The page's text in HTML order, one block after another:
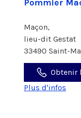
Pommier
Maçon,
lieu-dit Gestat
33490 Saint-
Obtenir
Plus d'infos